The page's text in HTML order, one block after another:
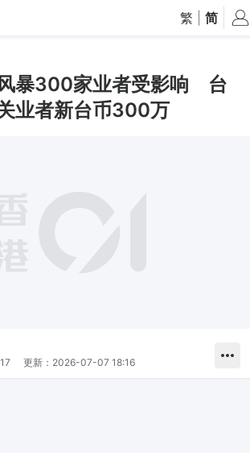
繁 简
暴300家业者受影响 台
业者新台币300万
更新： 2026-07-07 18:16